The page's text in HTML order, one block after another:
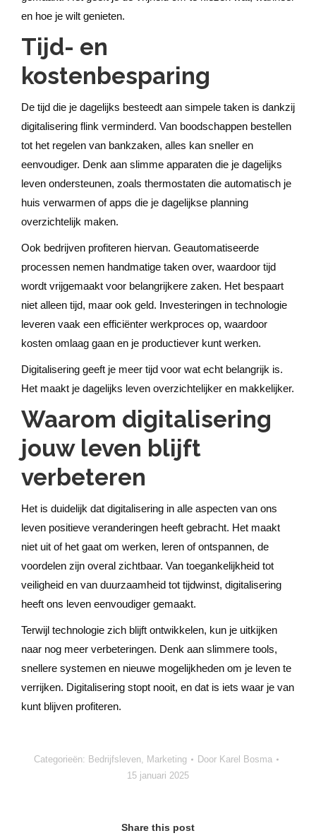
en hoe je wilt genieten.
Tijd- en
kostenbesparing
De tijd die je dagelijks besteedt aan simpele taken is dankzij
digitalisering flink verminderd. Van boodschappen bestellen
tot het regelen van bankzaken, alles kan sneller en
eenvoudiger. Denk aan slimme apparaten die je dagelijks
leven ondersteunen, zoals thermostaten die automatisch je
huis verwarmen of apps die je dagelijkse planning
overzichtelijk maken.
Ook bedrijven profiteren hiervan. Geautomatiseerde
processen nemen handmatige taken over, waardoor tijd
wordt vrijgemaakt voor belangrijkere zaken. Het bespaart
niet alleen tijd, maar ook geld. Investeringen in technologie
leveren vaak een efficiënter werkproces op, waardoor
kosten omlaag gaan en je productiever kunt werken.
Digitalisering geeft je meer tijd voor wat echt belangrijk is.
Het maakt je dagelijks leven overzichtelijker en makkelijker.
Waarom digitalisering
jouw leven blijft
verbeteren
Het is duidelijk dat digitalisering in alle aspecten van ons
leven positieve veranderingen heeft gebracht. Het maakt
niet uit of het gaat om werken, leren of ontspannen, de
voordelen zijn overal zichtbaar. Van toegankelijkheid tot
veiligheid en van duurzaamheid tot tijdwinst, digitalisering
heeft ons leven eenvoudiger gemaakt.
Terwijl technologie zich blijft ontwikkelen, kun je uitkijken
naar nog meer verbeteringen. Denk aan slimmere tools,
snellere systemen en nieuwe mogelijkheden om je leven te
verrijken. Digitalisering stopt nooit, en dat is iets waar je van
kunt blijven profiteren.
Categorieën: Bedrijfsleven, Marketing Door Karel Bosma
15 januari 2025
Share this post